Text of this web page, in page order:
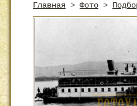
Главная > Фото >